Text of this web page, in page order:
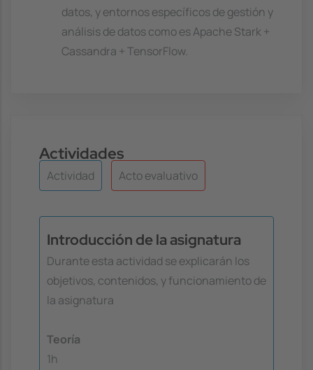
datos, y entornos específicos de gestión y
análisis de datos como es Apache Stark +
Cassandra + TensorFlow.
Actividades
Actividad Acto evaluativo
Introducción de la asignatura
Durante esta actividad se explicarán los
objetivos, contenidos, y funcionamiento de
la asignatura
Teoría
1h